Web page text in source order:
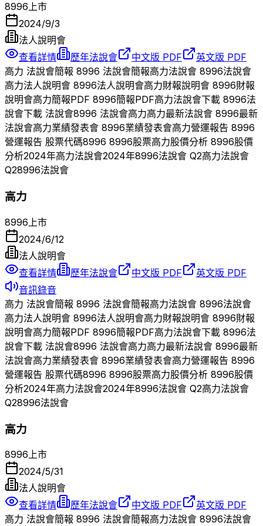
8996上市
2024/9/3
法人說明會
查看詳情
歷年法說會 中文版 PDF
英文版 PDF
高力 法說會簡報 8996 法說會簡報高力法說會 8996法說會
高力法人說明會 8996法人說明會高力財報說明會 8996財報
說明會高力簡報PDF 8996簡報PDF高力法說會下載 8996法
說會下載 法說會8996 法說會高力高力最新法說會 8996最新
法說會高力業績發表會 8996業績發表會高力營運報告 8996
營運報告 股票代碼8996 8996股票高力股價分析 8996股價
分析2024年高力法說會2024年8996法說會 Q2高力法說會
Q28996法說會
高力
8996 上市
2024/6/12
法人說明會
查看詳情
歷年法說會 中文版 PDF
英文版 PDF
音訊錄音
高力 法說會簡報 8996 法說會簡報高力法說會 8996法說會
高力法人說明會 8996法人說明會高力財報說明會 8996財報
說明會高力簡報PDF 8996簡報PDF高力法說會下載 8996法
說會下載 法說會8996 法說會高力高力最新法說會 8996最新
法說會高力業績發表會 8996業績發表會高力營運報告 8996
營運報告 股票代碼8996 8996股票高力股價分析 8996股價
分析2024年高力法說會2024年8996法說會 Q2高力法說會
Q28996法說會
高力
8996上市
2024/5/31
法人說明會
查看詳情
歷年法說會 中文版 PDF
英文版 PDF
高力 法說會簡報 8996 法說會簡報高力法說會 8996法說會